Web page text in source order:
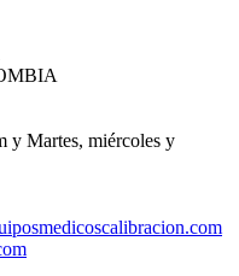
y Martes, miércoles y